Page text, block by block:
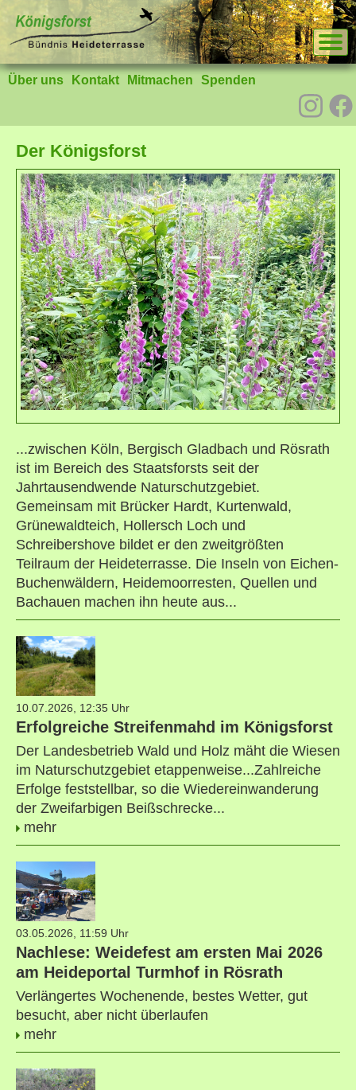
Über uns Kontakt Mitmachen Spenden
Der Königsforst
...zwischen Köln, Bergisch Gladbach und Rösrath
ist im Bereich des Staatsforsts seit der
Jahrtausendwende Naturschutzgebiet.
Gemeinsam mit Brücker Hardt, Kurtenwald,
Grünewaldteich, Hollersch Loch und
Schreibershove bildet er den zweitgrößten
Teilraum der Heideterrasse. Die Inseln von Eichen-
Buchenwäldern, Heidemoorresten, Quellen und
Bachauen machen ihn heute aus...
10.07.2026, 12:35 Uhr
Erfolgreiche Streifenmahd im Königsforst
Der Landesbetrieb Wald und Holz mäht die Wiesen
im Naturschutzgebiet etappenweise...Zahlreiche
Erfolge feststellbar, so die Wiedereinwanderung
der Zweifarbigen Beißschrecke...
mehr
03.05.2026, 11:59 Uhr
Nachlese: Weidefest am ersten Mai 2026
am Heideportal Turmhof in Rösrath
Verlängertes Wochenende, bestes Wetter, gut
besucht, aber nicht überlaufen
mehr